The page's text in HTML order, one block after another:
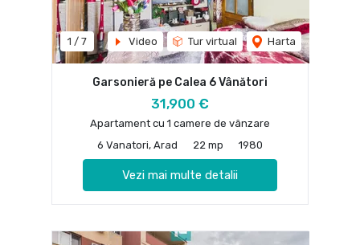
1 / 7 Video Tur virtual Harta
Garsonieră pe Calea 6 Vânători
31,900 €
Apartament cu 1 camere de vânzare
6 Vanatori, Arad
22 mp 1980
Vezi mai multe detalii